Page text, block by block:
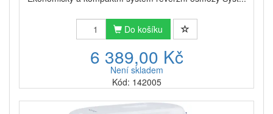
Do košíku
6 389,00 Kč
Není skladem
Kód: 142005